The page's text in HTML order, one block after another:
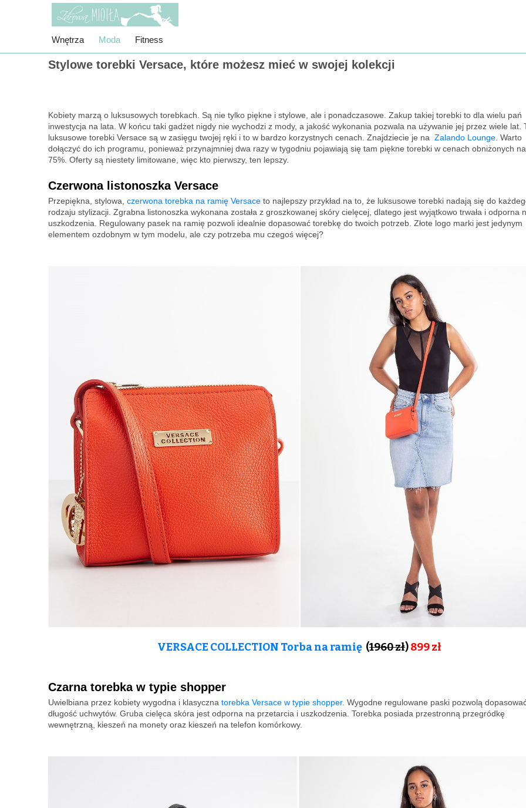
Wnętrza Moda Fitness
Stylowe torebki Versace, które możesz mieć w swojej kolekcji
Kobiety marzą o luksusowych torebkach. Są nie tylko piękne i stylowe, ale i ponadczasowe. Zakup takiej torebki to dla wielu pań
inwestycja na lata. W końcu taki gadżet nigdy nie wychodzi z mody, a jakość wykonania pozwala na używanie jej przez wiele lat.
luksusowe torebki Versace są w zasięgu twojej ręki i to w bardzo korzystnych cenach. Znajdziecie je na Zalando Lounge . Warto
dołączyć do ich programu, ponieważ przynajmniej dwa razy w tygodniu pojawiają się tam piękne torebki w cenach obniżonych
75%. Oferty są niestety limitowane, więc kto pierwszy, ten lepszy.
Czerwona listonoszka Versace
Przepiękna, stylowa, czerwona torebka na ramię Versace to najlepszy przykład na to, że luksusowe torebki nadają się do
rodzaju stylizacji. Zgrabna listonoszka wykonana została z groszkowanej skóry cielęcej, dlatego jest wyjątkowo trwała i odporna
uszkodzenia. Regulowany pasek na ramię pozwoli idealnie dopasować torebkę do twoich potrzeb. Złote logo marki jest jedynym
elementem ozdobnym w tym modelu, ale czy potrzeba mu czegoś więcej?
VERSACE COLLECTION Torba na ramię (1960 zł)899 zł
Czarna torebka w typie shopper
Uwielbiana przez kobiety wygodna i klasyczna torebka Versace w typie shopper. Wygodne regulowane paski pozwolą
długość uchwytów. Gruba cielęca skóra jest odporna na przetarcia i uszkodzenia. Torebka posiada przestronną przegródkę
wewnętrzną, kieszeń na monety oraz kieszeń na telefon komórkowy.